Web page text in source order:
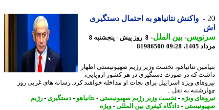
واکنش نتانیاهو به احتمال دستگیری
-بین الملل-
8 روز پیش - پنجشنبه 8
09:28
81986500
نتانیاهو، نخست وزیر رژیم صهیونیستی اظهار
که در صورت دستگیری در هر کشور اروپایی،
ویژه اسراییل برای نجات او مداخله خواهند کرد. رسانه های غربی روز
به نقل ...
ویژه -نخست وزیر رژیم صهیونیستی-نتانیاهو-دستگیری- رژیم
-دادگاه کیفری بین المللی-ویژه